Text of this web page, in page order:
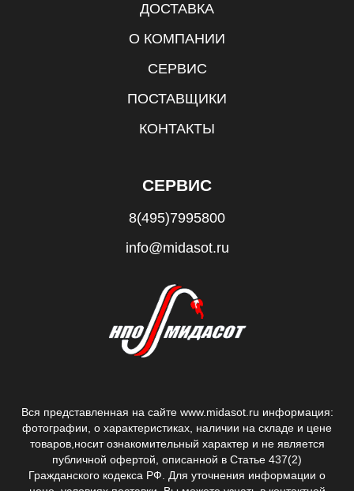
ДОСТАВКА
О КОМПАНИИ
СЕРВИС
ПОСТАВЩИКИ
КОНТАКТЫ
СЕРВИС
8(495)7995800
info@midasot.ru
Вся представленная на сайте www.midasot.ru информация:
фотографии, о характеристиках, наличии на складе и цене
товаров, носит ознакомительный характер и не является
публичной офертой, описанной в Статье 437(2)
Гражданского кодекса РФ.
Для уточнения информации о